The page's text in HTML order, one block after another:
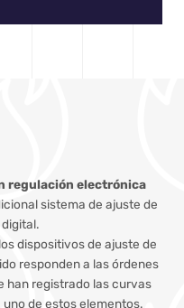
regulación electrónica
sistema de ajuste de
dispositivos de ajuste de
responden a las órdenes
han registrado las curvas
de estos elementos.